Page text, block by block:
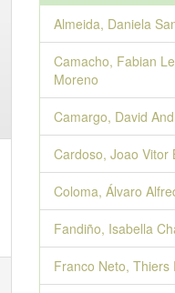
Almeida, Daniela
Camacho, Fabian
Moreno
Camargo, David
Cardoso, Joao Vitor
Coloma, Álvaro
Fandiño, Isabella
Franco Neto, Thiers